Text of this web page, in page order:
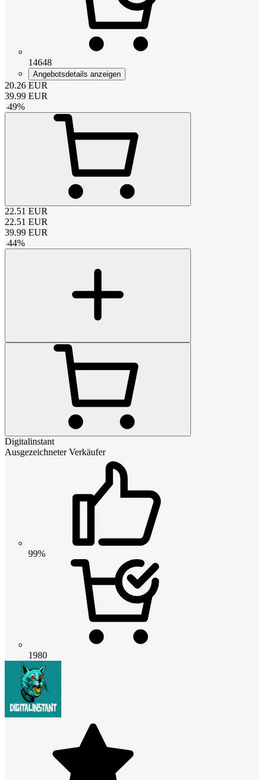
14648
Angebotsdetails anzeigen
20.26 EUR
39.99 EUR
-49%
22.51 EUR
22.51 EUR
39.99 EUR
-44%
Digitalinstant
Ausgezeichneter Verkäufer
99%
1980